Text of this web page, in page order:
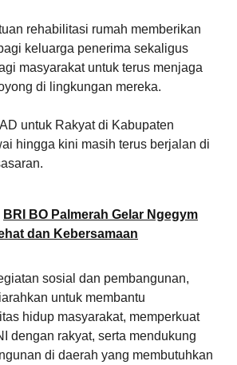
rehabilitasi rumah memberikan
keluarga penerima sekaligus
masyarakat untuk terus menjaga
di lingkungan mereka.
untuk Rakyat di Kabupaten
hingga kini masih terus berjalan di
BRI BO Palmerah Gelar Ngegym
dan Kebersamaan
sosial dan pembangunan,
untuk membantu
hidup masyarakat, memperkuat
dengan rakyat, serta mendukung
di daerah yang membutuhkan